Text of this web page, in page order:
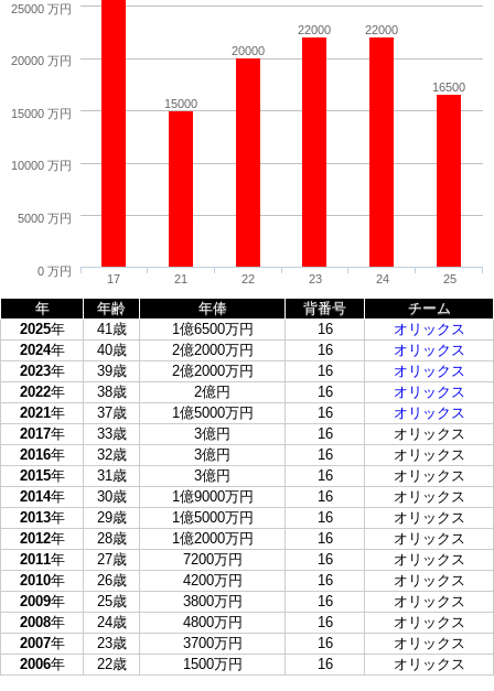
15000
20000
22000 22000
16500
17 21 22 23 24 25
0 万円
5000 万円
10000 万円
15000 万円
20000 万円
25000 万円
年 年齢 年俸 背番号
チーム
2025年 41歳 1億6500万円 16
オリックス
2024年 40歳 2億2000万円 16
オリックス
2023年 39歳 2億2000万円 16
オリックス
2022年 38歳 2億円 16
オリックス
2021年 37歳 1億5000万円 16
オリックス
2017年 33歳 3億円 16
オリックス
2016年 32歳 3億円 16
オリックス
2015年 31歳 3億円 16
オリックス
2014年 30歳 1億9000万円 16
オリックス
2013年 29歳 1億5000万円 16
オリックス
2012年 28歳 1億2000万円 16
オリックス
2011年 27歳 7200万円 16
オリックス
2010年 26歳 4200万円 16
オリックス
2009年 25歳 3800万円 16
オリックス
2008年 24歳 4800万円 16
オリックス
2007年 23歳 3700万円 16
オリックス
2006年 22歳 1500万円 16 オリックス